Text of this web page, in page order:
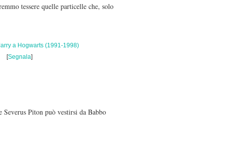
tessere quelle particelle che, solo
a Hogwarts (1991-1998)
[Segnala]
Piton può vestirsi da Babbo